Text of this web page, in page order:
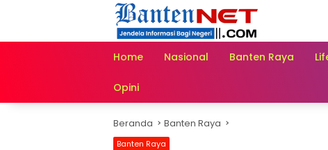
Home
Nasional Banten Raya
Opini
Beranda Banten Raya
Banten Raya